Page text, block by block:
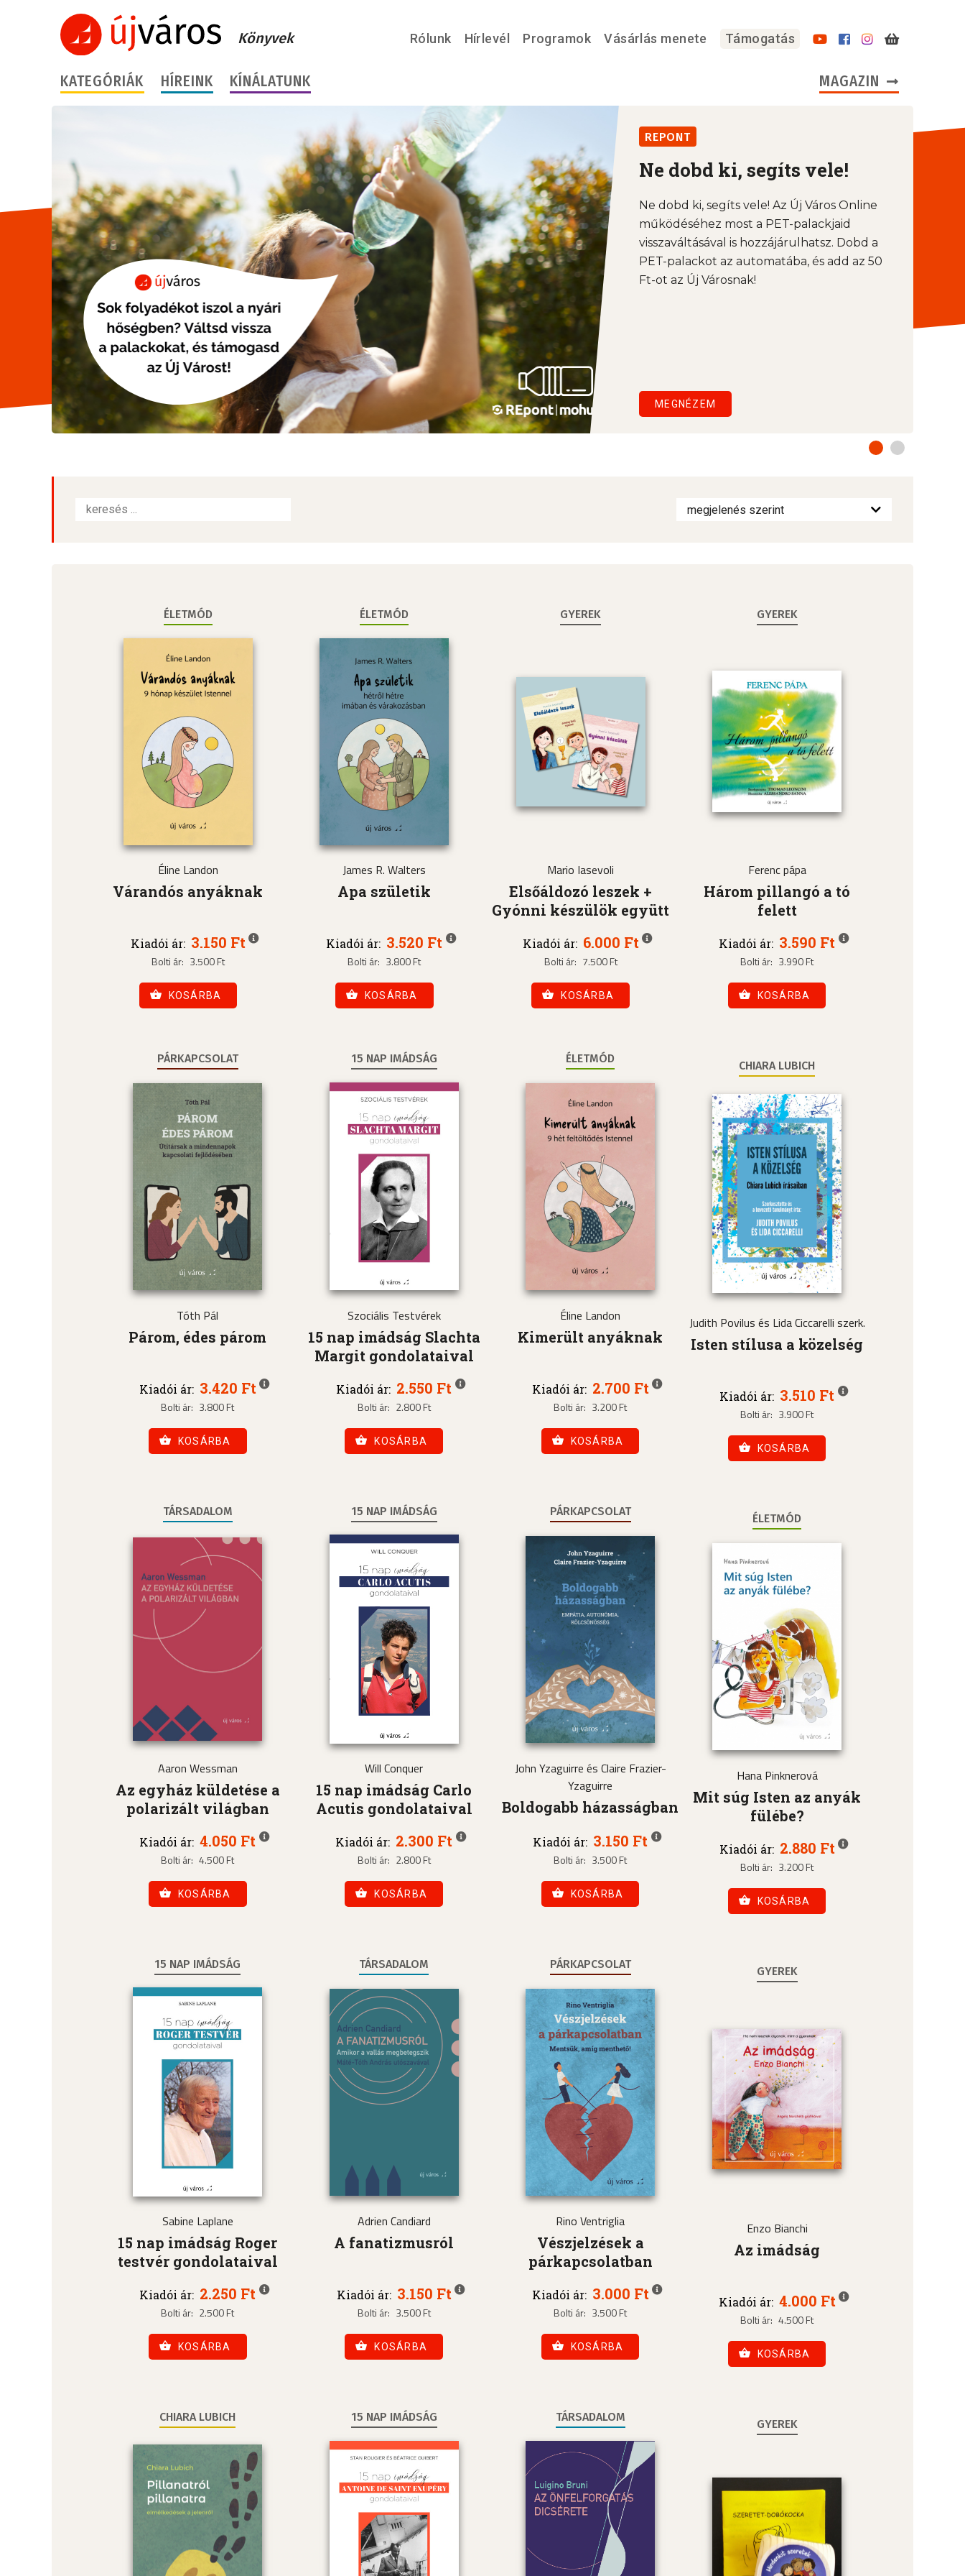
Könyvek Rólunk Hírlevél Programok Vásárlás menete Támogatás
KATEGÓRIÁK HÍREINK KÍNÁLATUNK MAGAZIN
REPONT
Ne dobd ki, segíts vele!
Ne dobd ki, segíts vele! Az Új Város Online
működéséhez most a PET-palackjaid
visszaváltásával is hozzájárulhatsz. Dobd a
PET-palackot az automatába, és add az 50
Ft-ot az Új Városnak!
MEGNÉZEM
ÉLETMÓD
Éline Landon
Várandós anyáknak
Kiadói ár: 3.150 Ft
Bolti ár: 3.500 Ft
KOSÁRBA
ÉLETMÓD
James R. Walters
Apa születik
Kiadói ár: 3.520 Ft
Bolti ár: 3.800 Ft
KOSÁRBA
GYEREK
Mario Iasevoli
Elsőáldozó leszek +
Gyónni készülök együtt
Kiadói ár: 6.000 Ft
Bolti ár: 7.500 Ft
KOSÁRBA
GYEREK
Ferenc pápa
Három pillangó a tó
felett
Kiadói ár: 3.590 Ft
Bolti ár: 3.990 Ft
KOSÁRBA
PÁRKAPCSOLAT
Tóth Pál
Párom, édes párom
Kiadói ár: 3.420 Ft
Bolti ár: 3.800 Ft
KOSÁRBA
15 NAP IMÁDSÁG
Szociális Testvérek
15 nap imádság Slachta
Margit gondolataival
Kiadói ár: 2.550 Ft
Bolti ár: 2.800 Ft
KOSÁRBA
ÉLETMÓD
Éline Landon
Kimerült anyáknak
Kiadói ár: 2.700 Ft
Bolti ár: 3.200 Ft
KOSÁRBA
CHIARA LUBICH
Judith Povilus és Lida Ciccarelli szerk.
Isten stílusa a közelség
Kiadói ár: 3.510 Ft
Bolti ár: 3.900 Ft
KOSÁRBA
TÁRSADALOM
Aaron Wessman
Az egyház küldetése a
polarizált világban
Kiadói ár: 4.050 Ft
Bolti ár: 4.500 Ft
KOSÁRBA
15 NAP IMÁDSÁG
Will Conquer
15 nap imádság Carlo
Acutis gondolataival
Kiadói ár: 2.300 Ft
Bolti ár: 2.800 Ft
KOSÁRBA
PÁRKAPCSOLAT
John Yzaguirre és Claire Frazier-
Yzaguirre
Boldogabb házasságban
Kiadói ár: 3.150 Ft
Bolti ár: 3.500 Ft
KOSÁRBA
ÉLETMÓD
Hana Pinknerová
Mit súg Isten az anyák
fülébe?
Kiadói ár: 2.880 Ft
Bolti ár: 3.200 Ft
KOSÁRBA
15 NAP IMÁDSÁG
Sabine Laplane
15 nap imádság Roger
testvér gondolataival
Kiadói ár: 2.250 Ft
Bolti ár: 2.500 Ft
KOSÁRBA
TÁRSADALOM
Adrien Candiard
A fanatizmusról
Kiadói ár: 3.150 Ft
Bolti ár: 3.500 Ft
KOSÁRBA
PÁRKAPCSOLAT
Rino Ventriglia
Vészjelzések a
párkapcsolatban
Kiadói ár: 3.000 Ft
Bolti ár: 3.500 Ft
KOSÁRBA
GYEREK
Enzo Bianchi
Az imádság
Kiadói ár: 4.000 Ft
Bolti ár: 4.500 Ft
KOSÁRBA
CHIARA LUBICH 15 NAP IMÁDSÁG TÁRSADALOM
GYEREK